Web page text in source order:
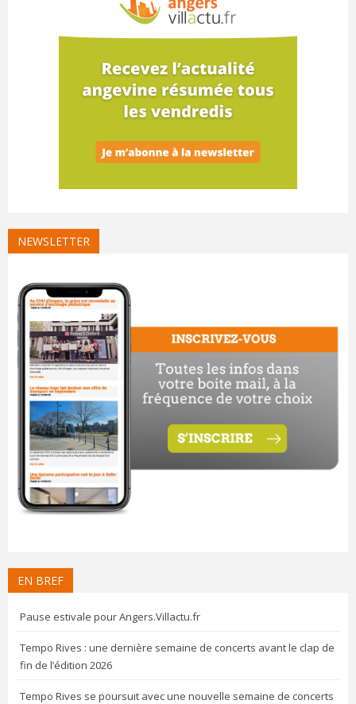
NEWSLETTER
EN BREF
Pause estivale pour Angers.Villactu.fr
Tempo Rives : une dernière semaine de concerts avant le clap de
fin de l’édition 2026
Tempo Rives se poursuit avec une nouvelle semaine de concerts